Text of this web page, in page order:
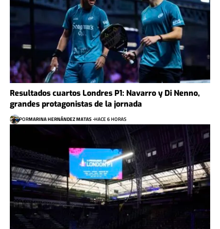
Resultados cuartos Londres P1: Navarro y Di Nenno,
grandes protagonistas de la jornada
PORMARINA HERNÁNDEZ MATAS HACE 6 HORAS